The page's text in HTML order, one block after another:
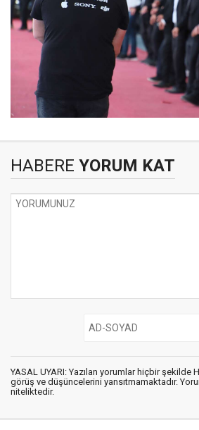
HABERE YORUM KAT
YASAL UYARI: Yazılan yorumlar hiçbir şekilde
görüş ve düşüncelerini yansıtmamaktadır.
niteliktedir.